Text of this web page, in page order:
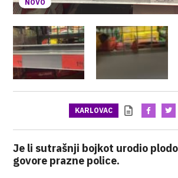
NOVO
KARLOVAC
Je li sutrašnji bojkot urodio
govore prazne police.